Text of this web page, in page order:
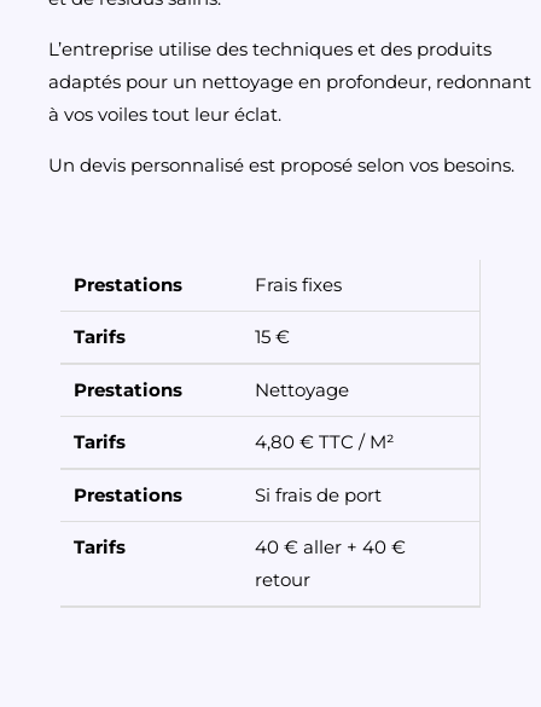
L’entreprise utilise des techniques et des produits
adaptés pour un nettoyage en profondeur, redonnant
à vos voiles tout leur éclat.
Un devis personnalisé est proposé selon vos besoins.
Prestations Frais fixes
Tarifs 15 €
Prestations Nettoyage
Tarifs 4,80 € TTC / M²
Prestations Si frais de port
Tarifs
40 € aller + 40 €
retour